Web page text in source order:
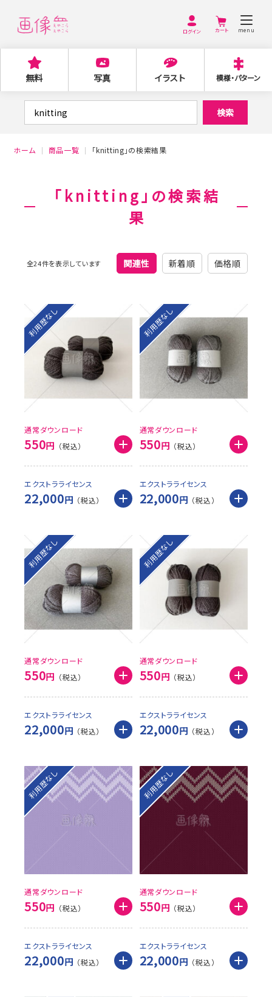
ログイン menu
無料 写真 イラスト 模様・パターン
索
検索
ホーム 商品一覧 「knitting」の検索結果
「knitting」の検索結
果
関連性 新着順 価格順
全24件を表示しています
利用歴なし
通常ダウンロード
550円
エクストラライセンス
22,000円
利用歴なし
通常ダウンロード
550円
エクストラライセンス
22,000円
利用歴なし
通常ダウンロード
550円
エクストラライセンス
22,000円
利用歴なし
通常ダウンロード
550円
エクストラライセンス
22,000円
利用歴なし
通常ダウンロード
550円
エクストラライセンス
22,000円
利用歴なし
通常ダウンロード
550円
エクストラライセンス
22,000円